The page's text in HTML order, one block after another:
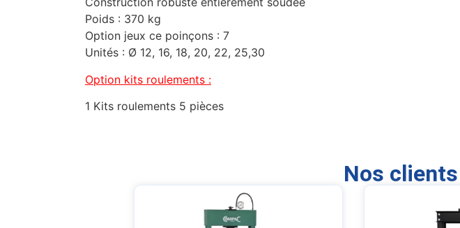
Poids : 370 kg
Option jeux ce poinçons : 7
Unités : Ø 12, 16, 18, 20, 22, 25,30
Option kits roulements :
1 Kits roulements 5 pièces
Nos